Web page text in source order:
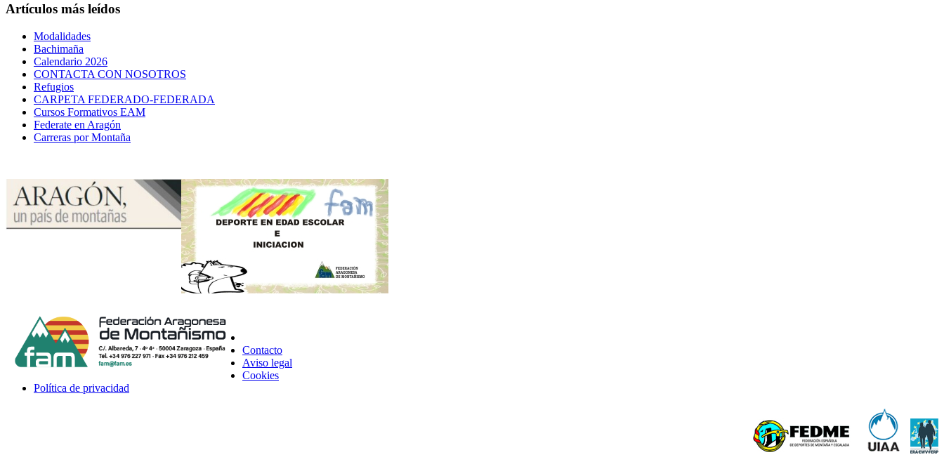
Artículos más leídos
Modalidades
Bachimaña
Calendario 2026
CONTACTA CON NOSOTROS
Refugios
CARPETA FEDERADO-FEDERADA
Cursos Formativos EAM
Federate en Aragón
Carreras por Montaña
Contacto
Aviso legal
Cookies
Política de privacidad